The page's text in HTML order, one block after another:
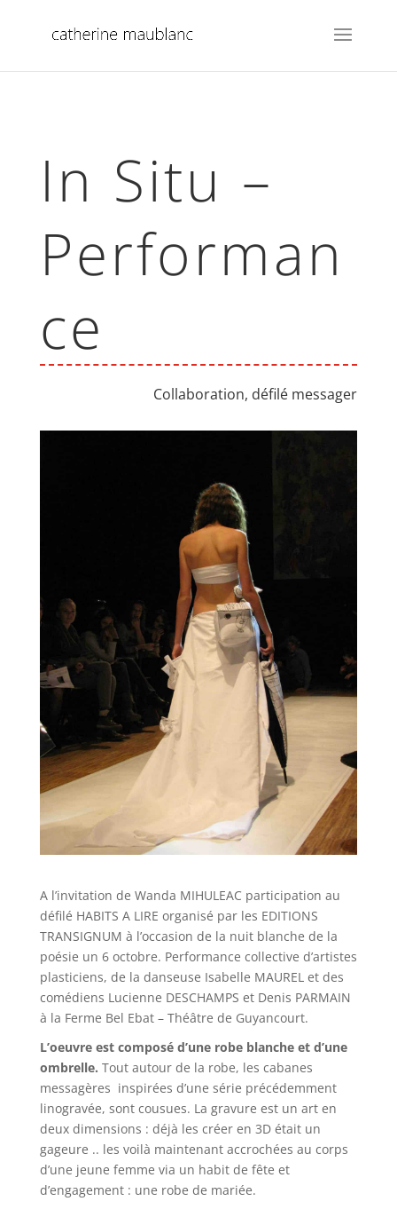
In Situ –
Performan
ce
Collaboration, défilé messager
A l’invitation de Wanda MIHULEAC participation au
défilé HABITS A LIRE organisé par les EDITIONS
TRANSIGNUM à l’occasion de la nuit blanche de la
poésie un 6 octobre. Performance collective d’artistes
plasticiens, de la danseuse Isabelle MAUREL et des
comédiens Lucienne DESCHAMPS et Denis PARMAIN
à la Ferme Bel Ebat – Théâtre de Guyancourt.
L’oeuvre est composé d’une robe blanche et d’une
ombrelle. Tout autour de la robe, les cabanes
messagères inspirées d’une série précédemment
linogravée, sont cousues. La gravure est un art en
deux dimensions : déjà les créer en 3D était un
gageure .. les voilà maintenant accrochées au corps
d’une jeune femme via un habit de fête et
d’engagement : une robe de mariée.